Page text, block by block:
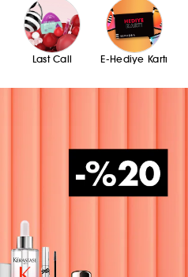
Last Call E-Hediye Kartı